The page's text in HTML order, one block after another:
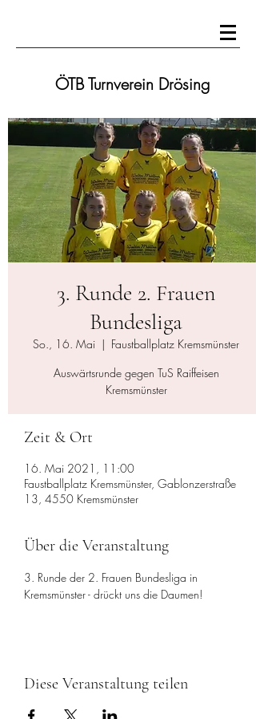
ÖTB Turnverein Drösing
3. Runde 2. Frauen
Bundesliga
So., 16. Mai
  |
Faustballplatz Kremsmünster
Auswärtsrunde gegen TuS Raiffeisen
Kremsmünster
Zeit & Ort
16. Mai 2021, 11:00
Faustballplatz Kremsmünster, Gablonzerstraße
13, 4550 Kremsmünster
Über die Veranstaltung
3. Runde der 2. Frauen Bundesliga in
Kremsmünster - drückt uns die Daumen!
Diese Veranstaltung teilen